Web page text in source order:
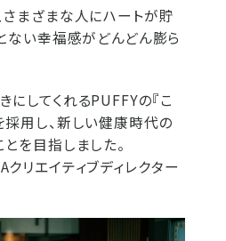
まざまな人にハートが貯
ない幸福感がどんどん膨ら
してくれるPUFFYの『こ
採用し、新しい健康時代の
を目指しました。
リエイティブディレクター